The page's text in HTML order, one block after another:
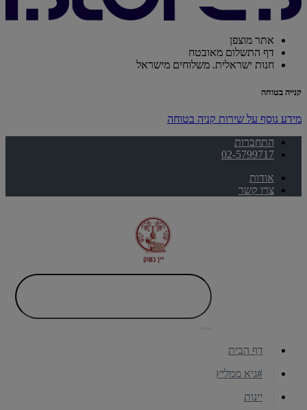
אתר מוצפן
דף התשלום מאובטח
חנות ישראלית. משלוחים מישראל
קנייה בטוחה
מידע נוסף על שירות קניה בטוחה
התחברות
02-5799717
אודות
צרו קשר
דף הבית
#גיא ממליץ
יינות